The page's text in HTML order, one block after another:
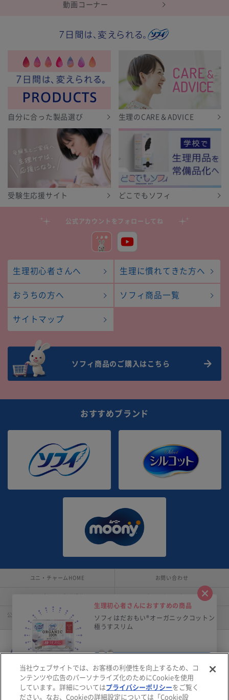
生理初心者さんにおすすめの商品
ン
ソフィはだおもい®オーガニックコットン
極うすスリム
閉
動画コーナー
自分に合った製品選び 生理のCARE＆ADVICE
受験生応援サイト どこでもソフィ
公式アカウントをフォローしてね
生理初心者さんへ 生理に慣れてきた方へ
おうちの方へ ソフィ商品一覧
サイトマップ
ソフィ商品のご購入はこちら
おすすめブランド
ユニ・チャームHOME お問い合わせ
プライバシーポリシー
公式アカウント コミュニティガイドライ
ン
障がいの表記について
Copyright© Unicharm Corporation
当社ウェブサイトでは、お客様の利便性を向上するため、コ
ンテンツや広告のパーソナライズ化のためにCookieを使用
しています。詳細についてはプライバシーポリシーをご覧く
ださい。なお、Cookieの詳細設定については「Cookie設